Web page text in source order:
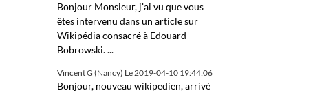
Bonjour Monsieur, j'ai vu que vous
êtes intervenu dans un article sur
Wikipédia consacré à Edouard
Bobrowski. ...
Vincent G (Nancy) Le 2019-04-10 19:44:06
Bonjour, nouveau wikipedien, arrivé